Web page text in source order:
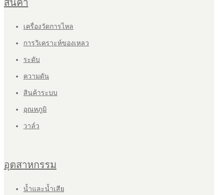
สินค้า
เครื่องวัดการไหล
การวิเคราะห์ของเหลว
ระดับ
ความดัน
สินค้าระบบ
อุณหภูมิ
วาล์ว
อุตสาหกรรม
น้ำและน้ำเสีย